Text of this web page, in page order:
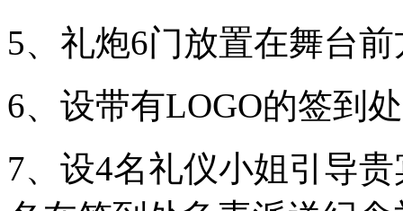
5、礼炮6门放置在舞台
6、设带有LOGO的签到
7、设4名礼仪小姐引导